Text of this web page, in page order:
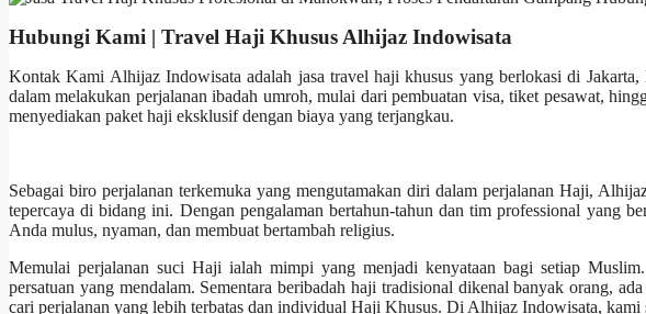
Hubungi Kami | Travel Haji Khusus Alhijaz Indowisata
Kontak Kami Alhijaz Indowisata adalah jasa travel haji khusus yang berlokasi di
dalam melakukan perjalanan ibadah umroh, mulai dari pembuatan visa, tiket pesawat,
menyediakan paket haji eksklusif dengan biaya yang terjangkau.
Sebagai biro perjalanan terkemuka yang mengutamakan diri dalam perjalanan Haji,
tepercaya di bidang ini. Dengan pengalaman bertahun-tahun dan tim professional yang
Anda mulus, nyaman, dan membuat bertambah religius.
Memulai perjalanan suci Haji ialah mimpi yang menjadi kenyataan bagi setiap
persatuan yang mendalam. Sementara beribadah haji tradisional dikenal banyak orang,
cari perjalanan yang lebih terbatas dan individual Haji Khusus. Di Alhijaz Indowisata, kami